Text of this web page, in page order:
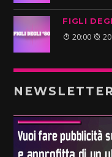
FIGLI
20:00
NEWSLETTER